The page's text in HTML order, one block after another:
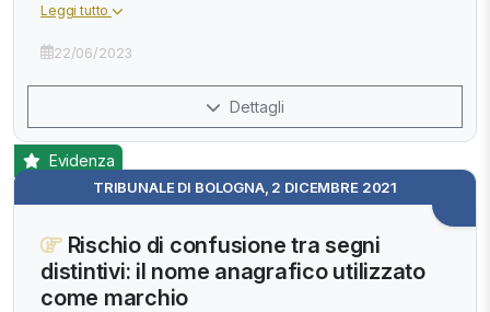
Leggi tutto
22/06/2023
Dettagli
TRIBUNALE DI BOLOGNA, 2 DICEMBRE 2021
Evidenza
Rischio di confusione tra segni
distintivi: il nome anagrafico utilizzato
come marchio